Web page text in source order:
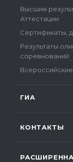
Высшие
Аттестации
Сертификаты,
Результаты
соревнований
ГИА
КОНТАКТЫ